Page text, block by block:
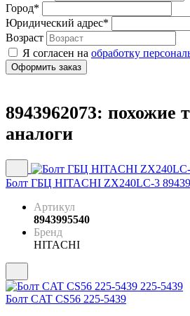
Город*
Юридический адрес*
Возраст
Я согласен на обработку
8943962073: похожие
аналоги
Болт ГБЦ HITACHI ZX240LC-3
Артикул
8943995540
Бренд
HITACHI
Болт CAT CS56 225-5439